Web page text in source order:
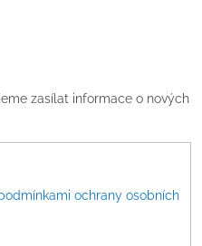
zasílat informace o nových
ochrany osobních